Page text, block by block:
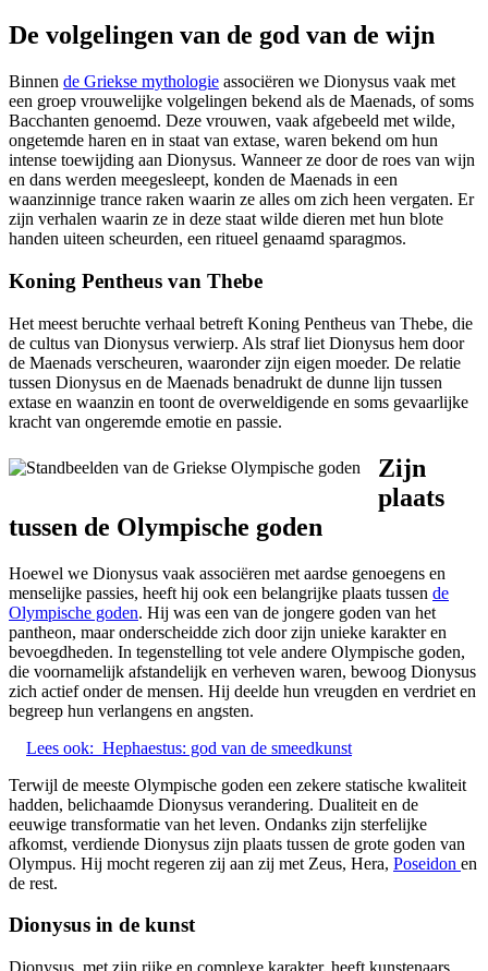
De volgelingen van de god van de wijn
Binnen de Griekse mythologie associëren we Dionysus vaak met
een groep vrouwelijke volgelingen bekend als de Maenads, of soms
Bacchanten genoemd. Deze vrouwen, vaak afgebeeld met wilde,
ongetemde haren en in staat van extase, waren bekend om hun
intense toewijding aan Dionysus. Wanneer ze door de roes van wijn
en dans werden meegesleept, konden de Maenads in een
waanzinnige trance raken waarin ze alles om zich heen vergaten. Er
zijn verhalen waarin ze in deze staat wilde dieren met hun blote
handen uiteen scheurden, een ritueel genaamd sparagmos.
Koning Pentheus van Thebe
Het meest beruchte verhaal betreft Koning Pentheus van Thebe, die
de cultus van Dionysus verwierp. Als straf liet Dionysus hem door
de Maenads verscheuren, waaronder zijn eigen moeder. De relatie
tussen Dionysus en de Maenads benadrukt de dunne lijn tussen
extase en waanzin en toont de overweldigende en soms gevaarlijke
kracht van ongeremde emotie en passie.
Zijn
plaats
tussen de Olympische goden
Hoewel we Dionysus vaak associëren met aardse genoegens en
menselijke passies, heeft hij ook een belangrijke plaats tussen de
Olympische goden. Hij was een van de jongere goden van het
pantheon, maar onderscheidde zich door zijn unieke karakter en
bevoegdheden. In tegenstelling tot vele andere Olympische goden,
die voornamelijk afstandelijk en verheven waren, bewoog Dionysus
zich actief onder de mensen. Hij deelde hun vreugden en verdriet en
begreep hun verlangens en angsten.
Lees ook: Hephaestus: god van de smeedkunst
Terwijl de meeste Olympische goden een zekere statische kwaliteit
hadden, belichaamde Dionysus verandering. Dualiteit en de
eeuwige transformatie van het leven. Ondanks zijn sterfelijke
afkomst, verdiende Dionysus zijn plaats tussen de grote goden van
Olympus. Hij mocht regeren zij aan zij met Zeus, Hera, Poseidon en
de rest.
Dionysus in de kunst
Dionysus, met zijn rijke en complexe karakter, heeft kunstenaars